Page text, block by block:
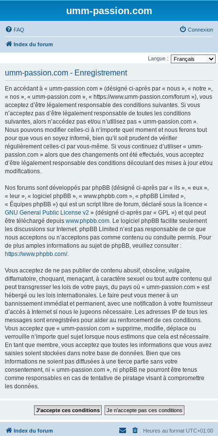
umm-passion.com
FAQ Connexion
Index du forum
Langue :
umm-passion.com - Enregistrement
En accédant à « umm-passion.com » (désigné ci-après par « nous », « notre »,
« nos », « umm-passion.com », « https://www.umm-passion.com/forum »), vous
acceptez d’être légalement responsable des conditions suivantes. Si vous
n’acceptez pas d’être légalement responsable de toutes les conditions
suivantes, alors n’accédez pas et/ou n’utilisez pas « umm-passion.com ».
Nous pouvons modifier celles-ci à n’importe quel moment et nous ferons tout
pour que vous en soyez informé, bien qu’il soit prudent de vérifier
régulièrement celles-ci par vous-même. Si vous continuez d’utiliser « umm-
passion.com » alors que des changements ont été effectués, vous acceptez
d’être légalement responsable des conditions découlant des mises à jour et/ou
modifications.
Nos forums sont développés par phpBB (désigné ci-après par « ils », « eux »,
« leur », « logiciel phpBB », « www.phpbb.com », « phpBB Limited »,
« Équipes phpBB ») qui est un script libre de forum, déclaré sous la licence «
GNU General Public License v2 » (désigné ci-après par « GPL ») et qui peut
être téléchargé depuis www.phpbb.com. Le logiciel phpBB facilite seulement
les discussions sur Internet. phpBB Limited n’est pas responsable de ce que
nous acceptons ou n’acceptons pas comme contenu ou conduite permis. Pour
de plus amples informations au sujet de phpBB, veuillez consulter :
https://www.phpbb.com/.
Vous acceptez de ne pas publier de contenu abusif, obscène, vulgaire,
diffamatoire, choquant, menaçant, à caractère sexuel ou tout autre contenu qui
peut transgresser les lois de votre pays, du pays où « umm-passion.com » est
hébergé ou les lois internationales. Le faire peut vous mener à un
bannissement immédiat et permanent, avec une notification à votre fournisseur
d’accès à Internet si nous le jugeons nécessaire. Les adresses IP de tous les
messages sont enregistrées pour aider au renforcement de ces conditions.
Vous acceptez que « umm-passion.com » supprime, modifie, déplace ou
verrouille n’importe quel sujet lorsque nous estimons que cela est nécessaire.
En tant que membre, vous acceptez que toutes les informations que vous avez
saisies soient stockées dans notre base de données. Bien que ces
informations ne soient pas diffusées à une tierce partie sans votre
consentement, ni « umm-passion.com », ni phpBB ne pourront être tenus
comme responsables en cas de tentative de piratage visant à compromettre
les données.
Index du forum Heures au format UTC+01:00